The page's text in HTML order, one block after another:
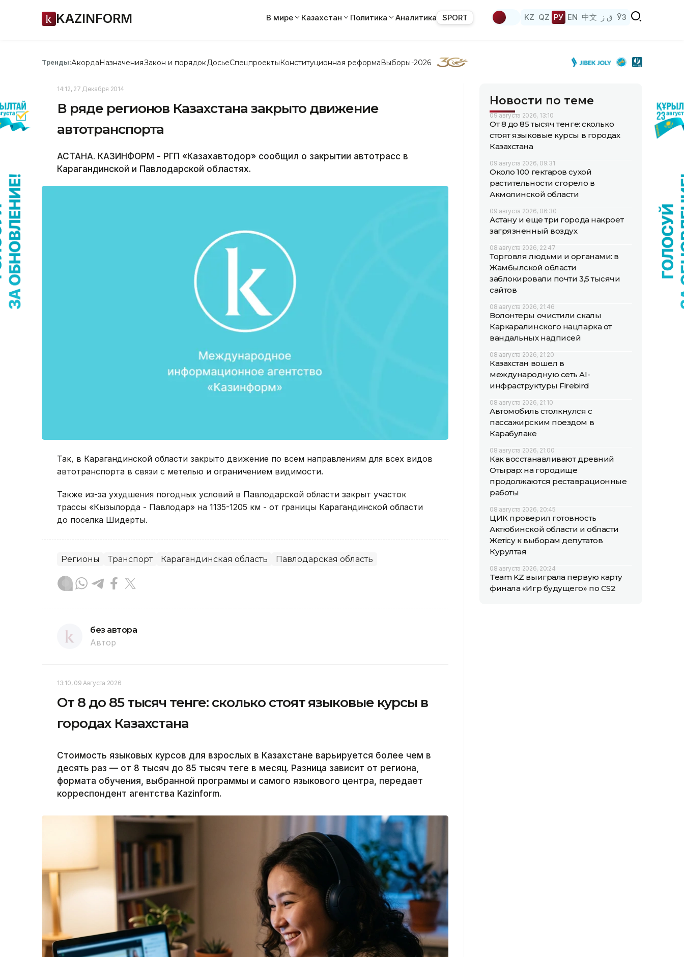
KAZINFORM В мире Казахстан Политика Аналитика SPORT KZ QZ РУ EN 中文 ق ز ЎЗ
Тренды:АкордаНазначенияЗакон и порядок ДосьеСпецпроектыКонституционная реформаВыборы-2026
14:12, 27 Декабря 2014
В ряде регионов Казахстана закрыто движение
автотранспорта
АСТАНА. КАЗИНФОРМ - РГП «Казахавтодор» сообщил о закрытии автотрасс в
Карагандинской и Павлодарской областях.
Так, в Карагандинской области закрыто движение по всем направлениям для всех видов
автотранспорта в связи с метелью и ограничением видимости.
Также из-за ухудшения погодных условий в Павлодарской области закрыт участок
трассы «Кызылорда - Павлодар» на 1135-1205 км - от границы Карагандинской области
до поселка Шидерты.
Регионы Транспорт Карагандинская область Павлодарская область
без автора
Автор
13:10, 09 Августа 2026
От 8 до 85 тысяч тенге: сколько стоят языковые курсы в
городах Казахстана
Стоимость языковых курсов для взрослых в Казахстане варьируется более чем в
десять раз — от 8 тысяч до 85 тысяч теңге в месяц. Разница зависит от региона,
формата обучения, выбранной программы и самого языкового центра, передает
корреспондент агентства Kazinform.
Новости по теме
09 августа 2026, 13:10
От 8 до 85 тысяч тенге: сколько
стоят языковые курсы в городах
Казахстана
09 августа 2026, 09:31
Около 100 гектаров сухой
растительности сгорело в
Акмолинской области
09 августа 2026, 06:30
Астану и еще три города накроет
загрязненный воздух
08 августа 2026, 22:47
Торговля людьми и органами: в
Жамбылской области
заблокировали почти 3,5 тысячи
сайтов
08 августа 2026, 21:46
Волонтеры очистили скалы
Каркаралинского нацпарка от
вандальных надписей
08 августа 2026, 21:20
Казахстан вошел в
международную сеть AI-
инфраструктуры Firebird
08 августа 2026, 21:10
Автомобиль столкнулся с
пассажирским поездом в
Карабулаке
08 августа 2026, 21:00
Как восстанавливают древний
Отырар: на городище
продолжаются реставрационные
работы
08 августа 2026, 20:45
ЦИК проверил готовность
Актюбинской области и области
Жетісу к выборам депутатов
Курултая
08 августа 2026, 20:24
Team KZ выиграла первую карту
финала «Игр будущего» по CS2